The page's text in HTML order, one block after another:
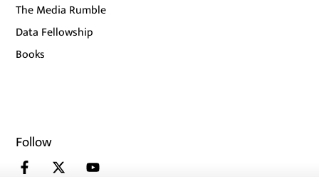
The Media Rumble
Data Fellowship
Books
Follow